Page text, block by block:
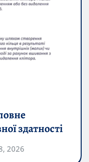
здатності
2026